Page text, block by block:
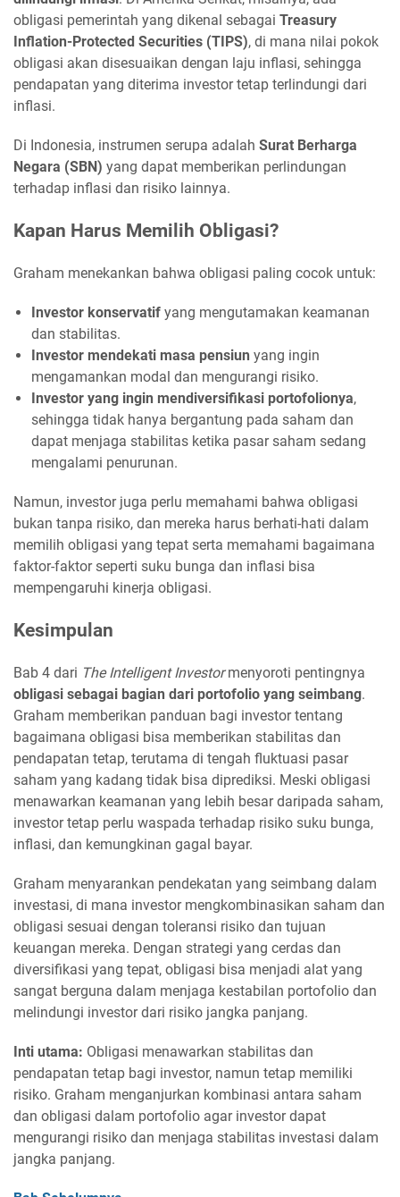
obligasi pemerintah yang dikenal sebagai Treasury
Inflation-Protected Securities (TIPS), di mana nilai pokok
obligasi akan disesuaikan dengan laju inflasi, sehingga
pendapatan yang diterima investor tetap terlindungi dari
inflasi.
Di Indonesia, instrumen serupa adalah Surat Berharga
Negara (SBN) yang dapat memberikan perlindungan
terhadap inflasi dan risiko lainnya.
Kapan Harus Memilih Obligasi?
Graham menekankan bahwa obligasi paling cocok untuk:
Investor konservatif yang mengutamakan keamanan
dan stabilitas.
Investor mendekati masa pensiun yang ingin
mengamankan modal dan mengurangi risiko.
Investor yang ingin mendiversifikasi portofolionya,
sehingga tidak hanya bergantung pada saham dan
dapat menjaga stabilitas ketika pasar saham sedang
mengalami penurunan.
Namun, investor juga perlu memahami bahwa obligasi
bukan tanpa risiko, dan mereka harus berhati-hati dalam
memilih obligasi yang tepat serta memahami bagaimana
faktor-faktor seperti suku bunga dan inflasi bisa
mempengaruhi kinerja obligasi.
Kesimpulan
Bab 4 dari The Intelligent Investormenyoroti pentingnya
obligasi sebagai bagian dari portofolio yang seimbang.
Graham memberikan panduan bagi investor tentang
bagaimana obligasi bisa memberikan stabilitas dan
pendapatan tetap, terutama di tengah fluktuasi pasar
saham yang kadang tidak bisa diprediksi. Meski obligasi
menawarkan keamanan yang lebih besar daripada saham,
investor tetap perlu waspada terhadap risiko suku bunga,
inflasi, dan kemungkinan gagal bayar.
Graham menyarankan pendekatan yang seimbang dalam
investasi, di mana investor mengkombinasikan saham dan
obligasi sesuai dengan toleransi risiko dan tujuan
keuangan mereka. Dengan strategi yang cerdas dan
diversifikasi yang tepat, obligasi bisa menjadi alat yang
sangat berguna dalam menjaga kestabilan portofolio dan
melindungi investor dari risiko jangka panjang.
Inti utama: Obligasi menawarkan stabilitas dan
pendapatan tetap bagi investor, namun tetap memiliki
risiko. Graham menganjurkan kombinasi antara saham
dan obligasi dalam portofolio agar investor dapat
mengurangi risiko dan menjaga stabilitas investasi dalam
jangka panjang.